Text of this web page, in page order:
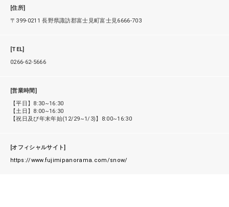
[住所]
〒399-0211 長野県諏訪郡富士見町富士見6666-703
[TEL]
0266-62-5666
[営業時間]
【平日】8:30~16:30
【土日】8:00~16:30
【祝日及び年末年始(12/29~1/3)】8:00~16:30
[オフィシャルサイト]
https://www.fujimipanorama.com/snow/